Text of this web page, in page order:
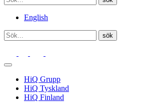
English
HiQ Grupp
HiQ Tyskland
HiQ Finland